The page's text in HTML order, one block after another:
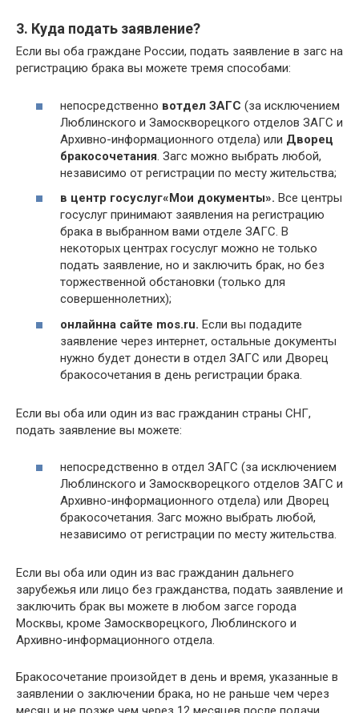
3. Куда подать заявление?
Если вы оба граждане России, подать заявление в загс на
регистрацию брака вы можете тремя способами:
непосредственно вотдел ЗАГС (за исключением
Люблинского и Замоскворецкого отделов ЗАГС и
Архивно-информационного отдела) или Дворец
бракосочетания. Загс можно выбрать любой,
независимо от регистрации по месту жительства;
в центр госуслуг«Мои документы». Все центры
госуслуг принимают заявления на регистрацию
брака в выбранном вами отделе ЗАГС. В
некоторых центрах госуслуг можно не только
подать заявление, но и заключить брак, но без
торжественной обстановки (только для
совершеннолетних);
онлайнна сайте mos.ru. Если вы подадите
заявление через интернет, остальные документы
нужно будет донести в отдел ЗАГС или Дворец
бракосочетания в день регистрации брака.
Если вы оба или один из вас гражданин страны СНГ,
подать заявление вы можете:
непосредственно в отдел ЗАГС (за исключением
Люблинского и Замоскворецкого отделов ЗАГС и
Архивно-информационного отдела) или Дворец
бракосочетания. Загс можно выбрать любой,
независимо от регистрации по месту жительства.
Если вы оба или один из вас гражданин дальнего
зарубежья или лицо без гражданства, подать заявление и
заключить брак вы можете в любом загсе города
Москвы, кроме Замоскворецкого, Люблинского и
Архивно-информационного отдела.
Бракосочетание произойдет в день и время, указанные в
заявлении о заключении брака, но не раньше чем через